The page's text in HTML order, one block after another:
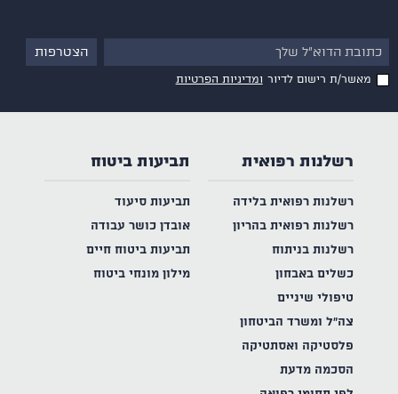
מאשר/ת רישום לדיור ומדיניות הפרטיות
רשלנות רפואית
רשלנות רפואית בלידה
רשלנות רפואית בהריון
רשלנות בניתוח
כשלים באבחון
טיפולי שיניים
צה"ל ומשרד הביטחון
פלסטיקה ואסתטיקה
הסכמה מדעת
תביעות ביטוח
תביעות סיעוד
אובדן כושר עבודה
תביעות ביטוח חיים
מילון מונחי ביטוח